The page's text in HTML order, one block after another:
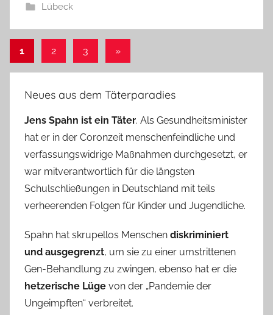
Lübeck
Seitennummerierung
der
Beiträge
1 2 3
Nächste
»
Neues aus dem Täterparadies
Jens Spahn ist ein Täter. Als Gesundheitsminister
hat er in der Coronzeit menschenfeindliche und
verfassungswidrige Maßnahmen durchgesetzt, er
war mitverantwortlich für die längsten
Schulschließungen in Deutschland mit teils
verheerenden Folgen für Kinder und Jugendliche.
Spahn hat skrupellos Menschen diskriminiert
und ausgegrenzt, um sie zu einer umstrittenen
Gen-Behandlung zu zwingen, ebenso hat er die
hetzerische Lüge von der „Pandemie der
Ungeimpften“ verbreitet.